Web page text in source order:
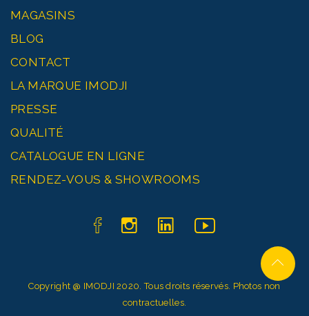
MAGASINS
BLOG
CONTACT
LA MARQUE IMODJI
PRESSE
QUALITÉ
CATALOGUE EN LIGNE
RENDEZ-VOUS & SHOWROOMS
Copyright @ IMODJI 2020. Tous droits réservés. Photos non
contractuelles.